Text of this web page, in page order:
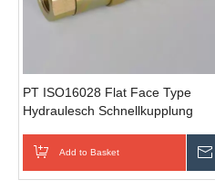
PT ISO16028 Flat Face Type
Hydraulesch Schnellkupplung
Add to Basket